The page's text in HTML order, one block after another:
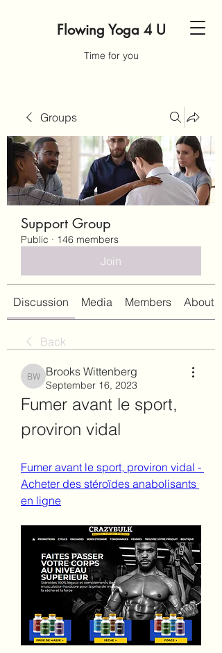
Flowing Yoga 4 U
Time for you
Groups
Support Group
Public · 146 members
Join
Discussion Media Members About
Back
Brooks Wittenberg
Brooks Wittenberg
September 16, 2023
Fumer avant le sport,
proviron vidal
Fumer avant le sport, proviron vidal -
Acheter des stéroïdes anabolisants
en ligne